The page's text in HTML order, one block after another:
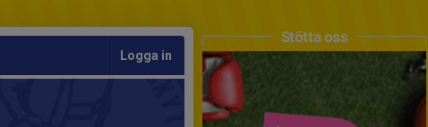
Logga in
Stötta oss